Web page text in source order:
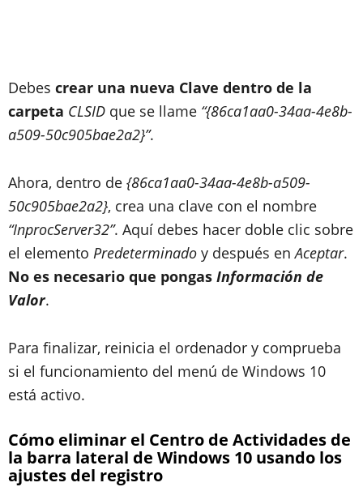
Debes crear una nueva Clave dentro de la
carpeta CLSID que se llame “{86ca1aa0-34aa-4e8b-
a509-50c905bae2a2}”.
Ahora, dentro de {86ca1aa0-34aa-4e8b-a509-
50c905bae2a2}, crea una clave con el nombre
“InprocServer32”. Aquí debes hacer doble clic sobre
el elemento Predeterminado y después enAceptar.
No es necesario que pongas Información de
Valor.
Para finalizar, reinicia el ordenador y comprueba
si el funcionamiento del menú de Windows 10
está activo.
Cómo eliminar el Centro de Actividades de
la barra lateral de Windows 10 usando los
ajustes del registro